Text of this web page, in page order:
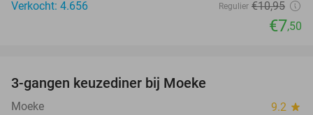
Verkocht: 4.656
Regulier €10,95
€7,50
3-gangen keuzediner bij Moeke
Moeke 9.2 star